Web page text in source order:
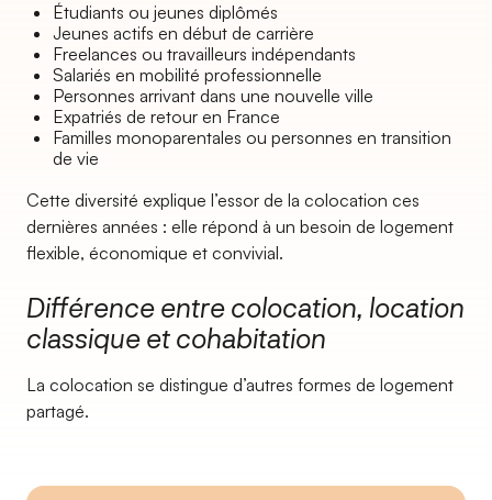
Étudiants ou jeunes diplômés
Jeunes actifs en début de carrière
Freelances ou travailleurs indépendants
Salariés en mobilité professionnelle
Personnes arrivant dans une nouvelle ville
Expatriés de retour en France
Familles monoparentales ou personnes en transition
de vie
Cette diversité explique l’essor de la colocation ces
dernières années : elle répond à un besoin de logement
flexible, économique et convivial.
Différence entre colocation, location
classique et cohabitation
La colocation se distingue d’autres formes de logement
partagé.